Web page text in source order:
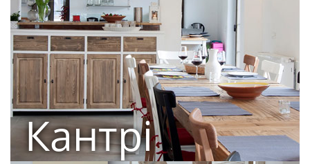
Кантрі